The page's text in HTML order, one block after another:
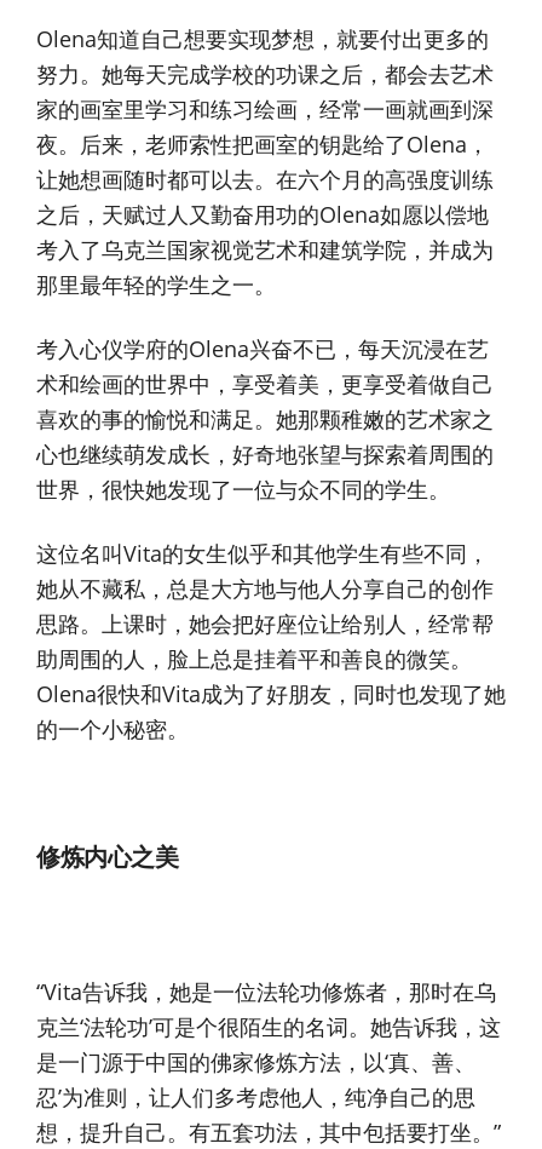
Olena知道自己想要实现梦想，就要付出更多的
努力。她每天完成学校的功课之后，都会去艺术
家的画室里学习和练习绘画，经常一画就画到深
夜。后来，老师索性把画室的钥匙给了Olena，
让她想画随时都可以去。在六个月的高强度训练
之后，天赋过人又勤奋用功的Olena如愿以偿地
考入了乌克兰国家视觉艺术和建筑学院，并成为
那里最年轻的学生之一。
考入心仪学府的Olena兴奋不已，每天沉浸在艺
术和绘画的世界中，享受着美，更享受着做自己
喜欢的事的愉悦和满足。她那颗稚嫩的艺术家之
心也继续萌发成长，好奇地张望与探索着周围的
世界，很快她发现了一位与众不同的学生。
这位名叫Vita的女生似乎和其他学生有些不同，
她从不藏私，总是大方地与他人分享自己的创作
思路。上课时，她会把好座位让给别人，经常帮
助周围的人，脸上总是挂着平和善良的微笑。
Olena很快和Vita成为了好朋友，同时也发现了她
的一个小秘密。
修炼内心之美
“Vita告诉我，她是一位法轮功修炼者，那时在乌
克兰‘法轮功’可是个很陌生的名词。她告诉我，这
是一门源于中国的佛家修炼方法，以‘真、善、
忍’为准则，让人们多考虑他人，纯净自己的思
想，提升自己。有五套功法，其中包括要打坐。”